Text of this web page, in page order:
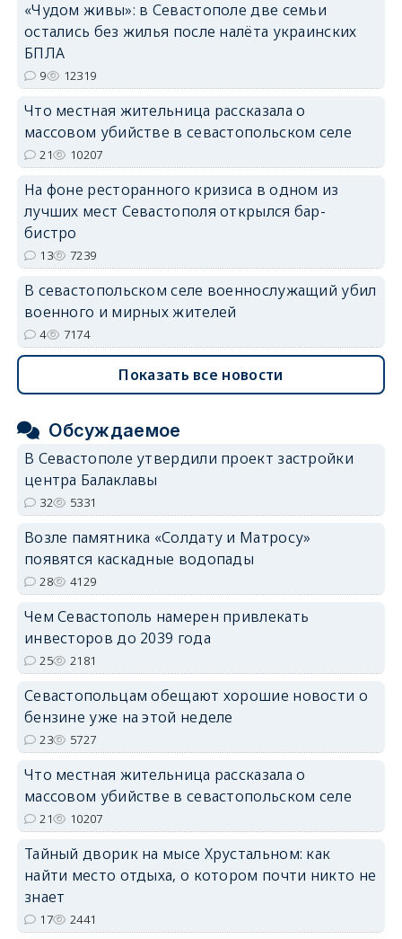
«Чудом живы»: в Севастополе две семьи
остались без жилья после налёта украинских
БПЛА
9 12319
Что местная жительница рассказала о
массовом убийстве в севастопольском селе
21 10207
На фоне ресторанного кризиса в одном из
лучших мест Севастополя открылся бар-
бистро
13 7239
В севастопольском селе военнослужащий убил
военного и мирных жителей
4 7174
Показать все новости
Обсуждаемое
В Севастополе утвердили проект застройки
центра Балаклавы
32 5331
Возле памятника «Солдату и Матросу»
появятся каскадные водопады
28 4129
Чем Севастополь намерен привлекать
инвесторов до 2039 года
25 2181
Севастопольцам обещают хорошие новости о
бензине уже на этой неделе
23 5727
Что местная жительница рассказала о
массовом убийстве в севастопольском селе
21 10207
Тайный дворик на мысе Хрустальном: как
найти место отдыха, о котором почти никто не
знает
17 2441